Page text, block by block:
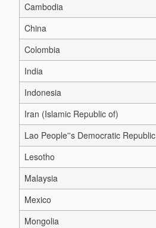
Cambodia
China
Colombia
India
Indonesia
Iran (Islamic Republic of)
Lao People''s Democratic Republic
Lesotho
Malaysia
Mexico
Mongolia